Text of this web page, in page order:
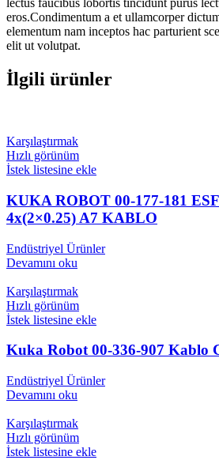
lectus faucibus lobortis tincidunt purus
eros.Condimentum a et ullamcorper
elementum nam inceptos hac parturient
elit ut volutpat.
İlgili ürünler
Karşılaştırmak
Hızlı görünüm
İstek listesine ekle
KUKA ROBOT 00-177-181
4x(2×0.25) A7 KABLO
Endüstriyel Ürünler
Devamını oku
Karşılaştırmak
Hızlı görünüm
İstek listesine ekle
Kuka Robot 00-336-907 Kablo
Endüstriyel Ürünler
Devamını oku
Karşılaştırmak
Hızlı görünüm
İstek listesine ekle